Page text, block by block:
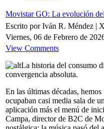
Movistar GO: La evolución
Escrito por Iván R. Méndez |
Viernes, 06 de Febrero de
View Comments
La historia del consumo
convergencia absoluta.
En las últimas décadas,
ocupaban casi media sala de
aplicación más el menú de
Campa, director de B2C de